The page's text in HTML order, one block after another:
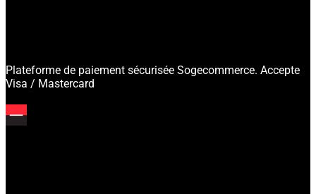
Plateforme de paiement sécurisée Sogecommerce. Accepte
Visa / Mastercard